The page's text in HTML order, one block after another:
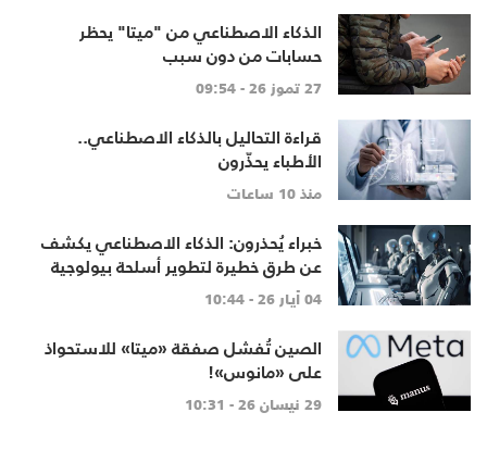
الذكاء الاصطناعي من "ميتا" يحظر
حسابات من دون سبب
27 تموز 26 - 09:54
قراءة التحاليل بالذكاء الاصطناعي..
الأطباء يحذّرون
منذ 10 ساعات
خبراء يُحذرون: الذكاء الاصطناعي يكشف
عن طرق خطيرة لتطوير أسلحة بيولوجية
04 أيار 26 - 10:44
الصين تُفشل صفقة «ميتا» للاستحواذ
على «مانوس»!
29 نيسان 26 - 10:31